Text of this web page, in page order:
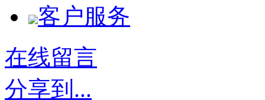
客户服务
在线留言
分享到...